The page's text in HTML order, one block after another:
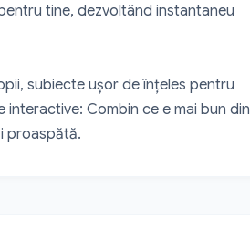
tine, dezvoltând instantaneu
subiecte ușor de înțeles pentru
Combin ce e mai bun din
proaspătă.